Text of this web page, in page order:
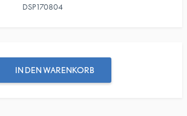
DSP170804
IN DENWARENKORB